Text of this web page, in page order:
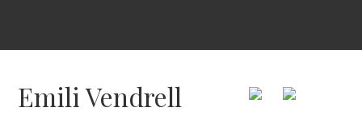
Emili Vendrell